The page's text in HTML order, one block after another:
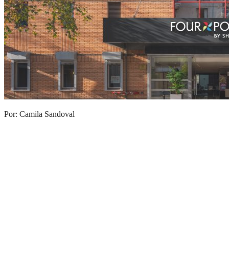
Por: Camila Sandoval